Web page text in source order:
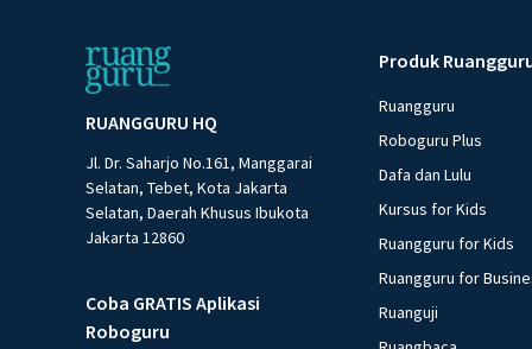
RUANGGURU HQ
Jl. Dr. Saharjo No.161, Manggarai
Selatan, Tebet, Kota Jakarta
Selatan, Daerah Khusus Ibukota
Jakarta 12860
Coba GRATIS Aplikasi
Roboguru
Produk
Ruangguru
Roboguru Plus
Dafa dan Lulu
Kursus for Kids
Ruangguru for Kids
Ruangguru for
Ruanguji